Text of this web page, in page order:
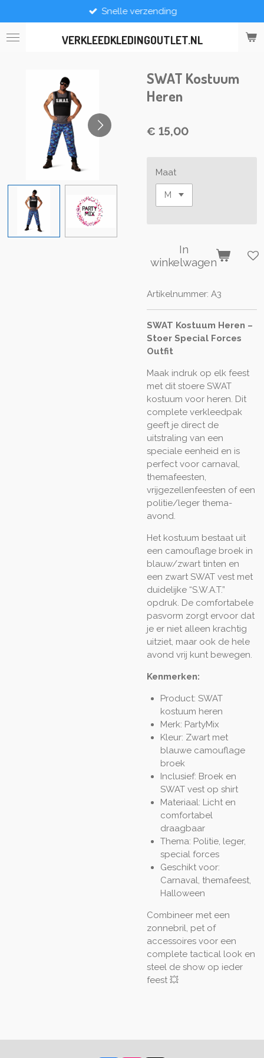
direct
naar
VERKLEEDKLEDINGOUTLET.NL
Snelle verzending
SWAT Kostuum
Heren
€ 15,00
Maat
In
winkelwagen
Artikelnummer: A3
SWAT Kostuum Heren –
Stoer Special Forces
Outfit
Maak indruk op elk feest
met dit stoere SWAT
kostuum voor heren. Dit
complete verkleedpak
geeft je direct de
uitstraling van een
speciale eenheid en is
perfect voor carnaval,
themafeesten,
vrijgezellenfeesten of een
politie/leger thema-
avond.
Het kostuum bestaat uit
een camouflage broek in
blauw/zwart tinten en
een zwart SWAT vest met
duidelijke “S.W.A.T.”
opdruk. De comfortabele
pasvorm zorgt ervoor dat
je er niet alleen krachtig
uitziet, maar ook de hele
avond vrij kunt bewegen.
Kenmerken:
Product: SWAT
kostuum heren
Merk: PartyMix
Kleur: Zwart met
blauwe camouflage
broek
Inclusief: Broek en
SWAT vest op shirt
Materiaal: Licht en
comfortabel
draagbaar
Thema: Politie, leger,
special forces
Geschikt voor:
Carnaval, themafeest,
Halloween
Combineer met een
zonnebril, pet of
accessoires voor een
complete tactical look en
steel de show op ieder
feest 💥